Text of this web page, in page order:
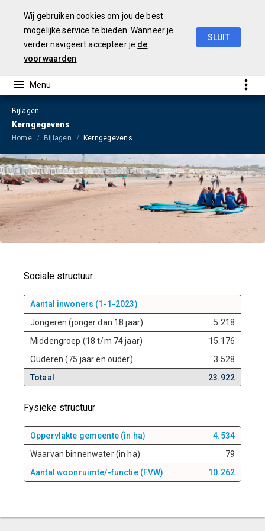
Wij gebruiken cookies om jou de best
mogelijke service te bieden. Wanneer je
verder navigeert accepteer je de
voorwaarden
SLUIT
Bijlagen
Kerngegevens
Home Bijlagen Kerngegevens
Sociale structuur
Aantal inwoners (1-1-2023)
Jongeren (jonger dan 18 jaar)
5.218
Middengroep (18 t/m 74 jaar)
15.176
Ouderen (75 jaar en ouder)
3.528
Totaal
23.922
Fysieke structuur
Oppervlakte gemeente (in ha)
4.534
Waarvan binnenwater (in ha)
79
Aantal woonruimte/-functie (FVW)
10.262